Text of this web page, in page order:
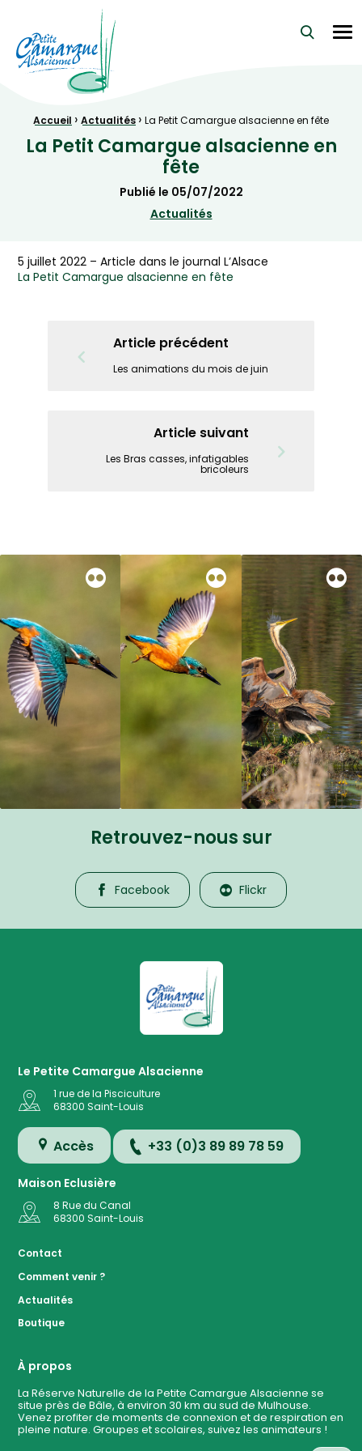
La Petite Camargue Alsacienne Réserve Naturelle au
Fil d'Ariane :
Accueil › Actualités › La Petit Camargue alsacienne en fête
La Petit Camargue alsacienne en
fête
Publié le 05/07/2022
Actualités
5 juillet 2022 – Article dans le journal L’Alsace
La Petit Camargue alsacienne en fête
Article précédent
Les animations du mois de juin
Article suivant
Les Bras casses, infatigables
bricoleurs
Retrouvez-nous sur
Facebook Flickr
La Petite Camargue
Le Petite Camargue Alsacienne
1 rue de la Pisciculture
68300 Saint-Louis
Accès +33 (0)3 89 89 78 59
Maison Eclusière
8 Rue du Canal
68300 Saint-Louis
Contact
Comment venir ?
Actualités
Boutique
À propos
La Réserve Naturelle de la Petite Camargue Alsacienne se
situe près de Bâle, à environ 30 km au sud de Mulhouse.
Venez profiter de moments de connexion et de respiration en
pleine nature. Groupes et scolaires, suivez les animateurs !
Contact